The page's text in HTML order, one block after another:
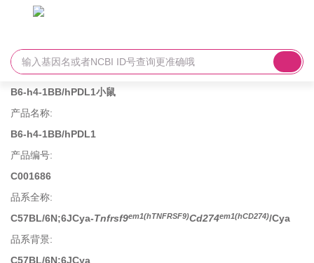
B6-h4-1BB/hPDL1小鼠
产品名称:
B6-h4-1BB/hPDL1
产品编号:
C001686
品系全称:
C57BL/6N;6JCya-Tnfrsf9em1(hTNFRSF9)Cd274em1(hCD274)/Cya
品系背景:
C57BL/6N;6JCya